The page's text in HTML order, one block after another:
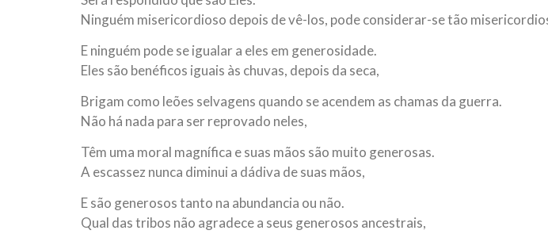
Ninguém misericordioso depois de vê-los, pode considerar-se tão
E ninguém pode se igualar a eles em generosidade.
Eles são benéficos iguais às chuvas, depois da seca,
Brigam como leões selvagens quando se acendem as chamas da guerra.
Não há nada para ser reprovado neles,
Têm uma moral magnífica e suas mãos são muito generosas.
A escassez nunca diminui a dádiva de suas mãos,
E são generosos tanto na abundancia ou não.
Qual das tribos não agradece a seus generosos ancestrais,